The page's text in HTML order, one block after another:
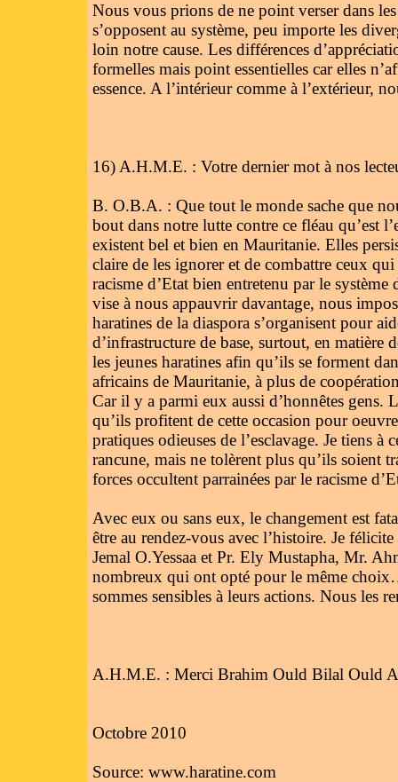
Nous vous prions de ne point verser dans
s’opposent au système, peu importe les
loin notre cause. Les différences
formelles mais point essentielles car elles
essence. A l’intérieur comme à l’extérieur,
16) A.H.M.E. : Votre dernier mot à nos
B. O.B.A. : Que tout le monde sache que
bout dans notre lutte contre ce fléau qu’est
existent bel et bien en Mauritanie. Elles
claire de les ignorer et de combattre ceux
racisme d’Etat bien entretenu par le
vise à nous appauvrir davantage, nous
haratines de la diaspora s’organisent pour
d’infrastructure de base, surtout, en matière
les jeunes haratines afin qu’ils se forment
africains de Mauritanie, à plus de
Car il y a parmi eux aussi d’honnêtes gens.
qu’ils profitent de cette occasion pour
pratiques odieuses de l’esclavage. Je tiens à
rancune, mais ne tolèrent plus qu’ils soient
forces occultent parrainées par le racisme
Avec eux ou sans eux, le changement est
être au rendez-vous avec l’histoire. Je
Jemal O.Yessaa et Pr. Ely Mustapha, Mr.
nombreux qui ont opté pour le même
sommes sensibles à leurs actions. Nous les
A.H.M.E. : Merci Brahim Ould Bilal Ould
Octobre 2010
Source: www.haratine.com